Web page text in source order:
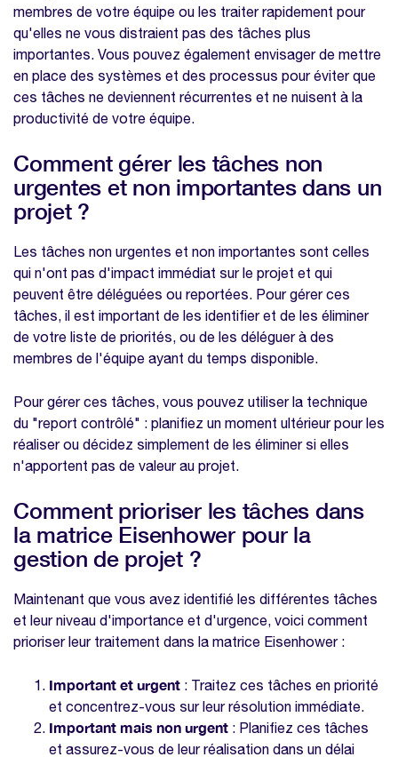
membres de votre équipe ou les traiter rapidement pour
qu'elles ne vous distraient pas des tâches plus
importantes. Vous pouvez également envisager de mettre
en place des systèmes et des processus pour éviter que
ces tâches ne deviennent récurrentes et ne nuisent à la
productivité de votre équipe.
Comment gérer les tâches non
urgentes et non importantes dans un
projet ?
Les tâches non urgentes et non importantes sont celles
qui n'ont pas d'impact immédiat sur le projet et qui
peuvent être déléguées ou reportées. Pour gérer ces
tâches, il est important de les identifier et de les éliminer
de votre liste de priorités, ou de les déléguer à des
membres de l'équipe ayant du temps disponible.
Pour gérer ces tâches, vous pouvez utiliser la technique
du "report contrôlé" : planifiez un moment ultérieur pour les
réaliser ou décidez simplement de les éliminer si elles
n'apportent pas de valeur au projet.
Comment prioriser les tâches dans
la matrice Eisenhower pour la
gestion de projet ?
Maintenant que vous avez identifié les différentes tâches
et leur niveau d'importance et d'urgence, voici comment
prioriser leur traitement dans la matrice Eisenhower :
Important et urgent : Traitez ces tâches en priorité
et concentrez-vous sur leur résolution immédiate.
Important mais non urgent : Planifiez ces tâches
et assurez-vous de leur réalisation dans un délai